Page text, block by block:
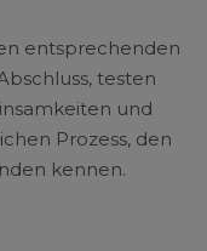
entsprechenden
testen
und
Prozess, den
kennen.